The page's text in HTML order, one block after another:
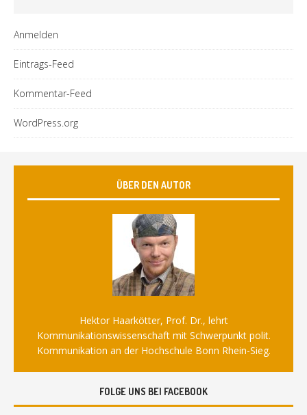
Anmelden
Eintrags-Feed
Kommentar-Feed
WordPress.org
ÜBER DEN AUTOR
Hektor Haarkötter, Prof. Dr., lehrt
Kommunikationswissenschaft mit Schwerpunkt polit.
Kommunikation an der Hochschule Bonn Rhein-Sieg.
FOLGE UNS BEI FACEBOOK